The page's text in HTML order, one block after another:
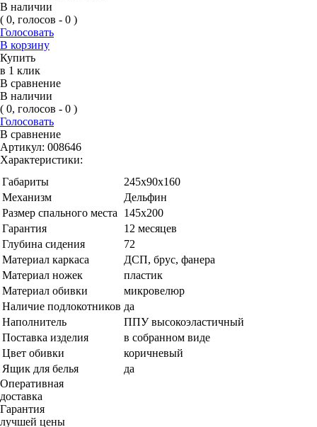
В наличии
( 0, голосов - 0 )
Голосовать
В корзину
Купить
в 1 клик
В сравнение
В наличии
( 0, голосов - 0 )
Голосовать
В сравнение
Артикул: 008646
Характеристики:
Габариты
245х90х160
Механизм
Дельфин
Размер спального места
145х200
Гарантия
12 месяцев
Глубина сидения
72
Материал каркаса
ДСП, брус, фанера
Материал ножек
пластик
Материал обивки
микровелюр
Наличие подлокотников да
Наполнитель
ППУ высокоэластичный
Поставка изделия
в собранном виде
Цвет обивки
коричневый
Ящик для белья
да
Оперативная
доставка
Гарантия
лучшей цены